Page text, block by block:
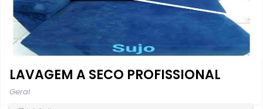
LAVAGEM A SECO PROFISSIONAL
Geral